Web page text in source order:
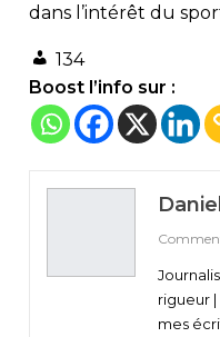
dans l’intérêt du
134
Boost l’info sur :
rigueur
mes